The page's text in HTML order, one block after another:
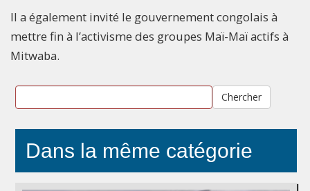
Il a également invité le gouvernement congolais à
mettre fin à l’activisme des groupes Maï-Maï actifs à
Mitwaba.
Chercher
Dans la même catégorie